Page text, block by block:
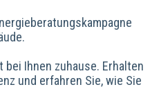
Ihnen zuhause. Erhalten
und erfahren Sie, wie Sie